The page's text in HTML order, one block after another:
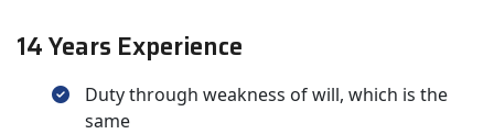
14 Years Experience
Duty through weakness of will, which is the
same